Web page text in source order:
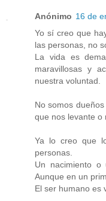
Anónimo 16 de
Yo sí creo que
las personas, no
La vida es
maravillosas y
nuestra voluntad.
No somos
que nos levante o
Ya lo creo que
personas.
Un nacimiento o
Aunque en un
El ser humano es